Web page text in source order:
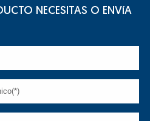
NECESITAS O ENVíA